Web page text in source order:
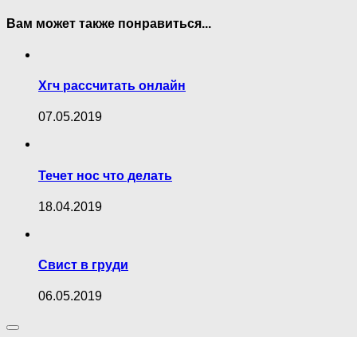
Вам может также понравиться...
Хгч рассчитать онлайн
07.05.2019
Течет нос что делать
18.04.2019
Свист в груди
06.05.2019